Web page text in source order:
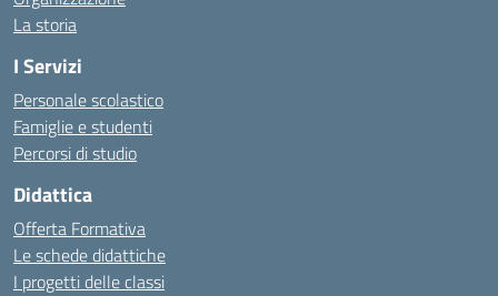
La storia
I Servizi
Personale scolastico
Famiglie e studenti
Percorsi di studio
Didattica
Offerta Formativa
Le schede didattiche
I progetti delle classi